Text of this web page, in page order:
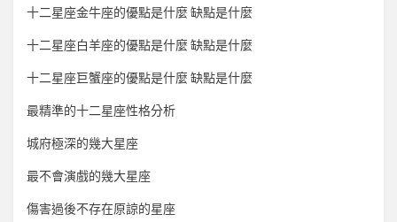
十二星座金牛座的優點是什麼 缺點是什麼
十二星座白羊座的優點是什麼 缺點是什麼
十二星座巨蟹座的優點是什麼 缺點是什麼
最精準的十二星座性格分析
城府極深的幾大星座
最不會演戲的幾大星座
傷害過後不存在原諒的星座